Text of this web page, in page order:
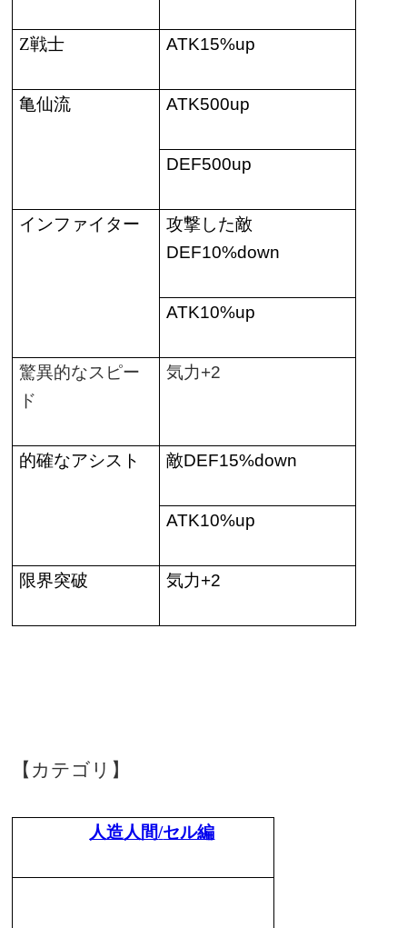
Z戦士 ATK15%up
亀仙流 ATK500up
DEF500up
インファイター
攻撃した敵
DEF10%down
ATK10%up
驚異的なスピー
ド
気力+2
的確なアシスト 敵DEF15%down
ATK10%up
限界突破 気力+2
【カテゴリ】
人造人間/セル編